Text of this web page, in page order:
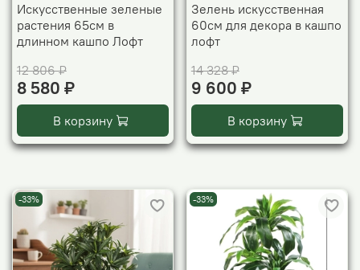
Искусственные зеленые
растения 65см в
длинном кашпо Лофт
12 806 ₽
8 580 ₽
В корзину
Зелень искусственная
60см для декора в кашпо
лофт
14 328 ₽
9 600 ₽
В корзину
-33% -33%